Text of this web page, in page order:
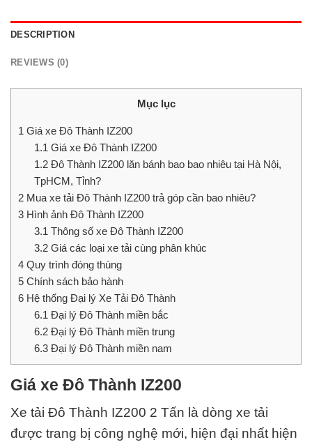
DESCRIPTION
REVIEWS (0)
Mục lục
1 Giá xe Đô Thành IZ200
1.1Giá xe Đô Thành IZ200
1.2Đô Thành IZ200 lăn bánh bao bao nhiêu tại Hà Nội,
TpHCM, Tỉnh?
2 Mua xe tải Đô Thành IZ200 trả góp cần bao nhiêu?
3 Hình ảnh Đô Thành IZ200
3.1Thông số xe Đô Thành IZ200
3.2Giá các loại xe tải cùng phân khúc
4 Quy trình đóng thùng
5 Chính sách bảo hành
6 Hệ thống Đại lý Xe Tải Đô Thành
6.1Đại lý Đô Thành miền bắc
6.2Đại lý Đô Thành miền trung
6.3Đại lý Đô Thành miền nam
Giá xe Đô Thành IZ200
Xe tải Đô Thành IZ200 2 Tấn là dòng xe tải
được trang bị công nghệ mới, hiện đại nhất hiện